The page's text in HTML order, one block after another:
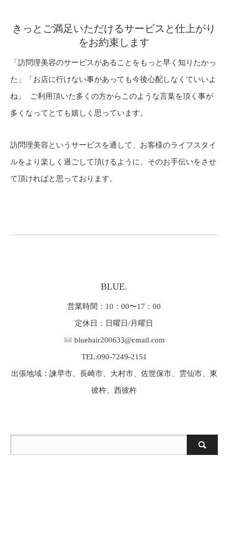
きっとご満足いただけるサービスと仕上がり
をお約束します
「訪問理美容のサービスがあることをもっと早く知りたかっ
た」「お店に行けない事があっても今後心配しなくていいよ
ね」 ご利用頂いた多くの方からこのような言葉を頂く事が
多くなってとても嬉しく思っています。
訪問理美容というサービスを通して、お客様のライフスタイ
ルをより楽しく過ごして頂けるように、そのお手伝いをさせ
て頂ければと思っております。
BLUE.
営業時間：10：00〜17：00
定休日：日曜日/月曜日
bluehair200633@cmail.com
TEL:090-7249-2151
出張地域：諫早市、長崎市、大村市、佐世保市、雲仙市、東
彼杵、西彼杵